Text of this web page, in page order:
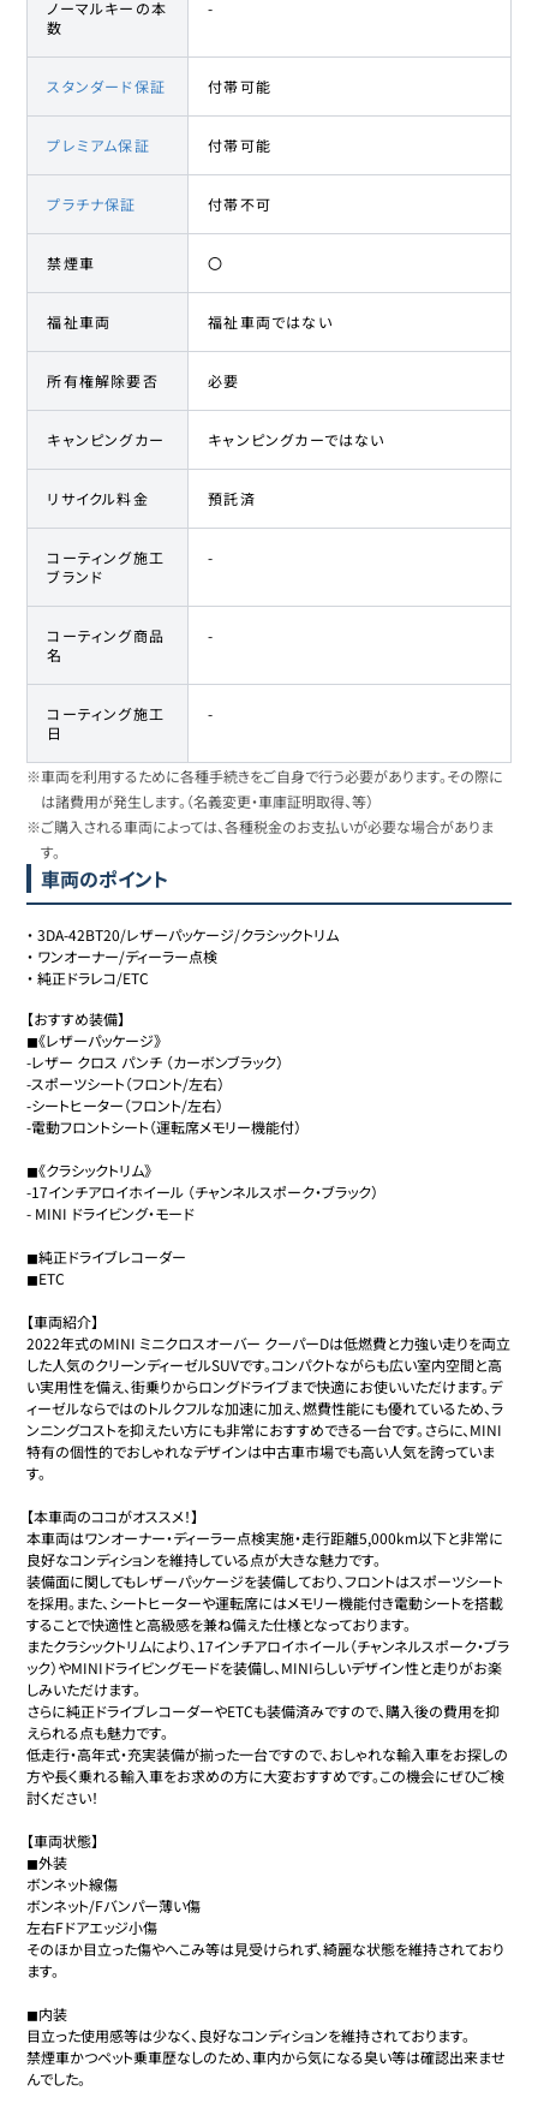
ノーマルキーの本
数
-
スタンダード保証 付帯可能
プレミアム保証 付帯可能
プラチナ保証 付帯不可
禁煙車 〇
福祉車両 福祉車両ではない
所有権解除要否 必要
キャンピングカー キャンピングカーではない
リサイクル料金 預託済
コーティング施工
ブランド
-
コーティング商品
名
-
コーティング施工
日
-
※車両を利用するために各種手続きをご自身で行う必要があります。その際に
は諸費用が発生します。（名義変更・車庫証明取得、等）
※ご購入される車両によっては、各種税金のお支払いが必要な場合がありま
す。
車両のポイント
・3DA-42BT20/レザーパッケージ/クラシックトリム
・ ワンオーナー/ディーラー点検
・純正ドラレコ/ETC
【おすすめ装備】
◼︎《レザーパッケージ》
-レザー クロス パンチ （カーボンブラック）
-スポーツシート（フロント/左右）
-シートヒーター（フロント/左右）
-電動フロントシート（運転席メモリー機能付）
◼︎《クラシックトリム》
-17インチアロイホイール （チャンネルスポーク・ブラック）
- MINI ドライビング・モード
◼︎純正ドライブレコーダー
◼︎ETC
【車両紹介】
2022年式のMINI ミニクロスオーバー クーパーDは低燃費と力強い走りを両立
した人気のクリーンディーゼルSUVです。コンパクトながらも広い室内空間と高
い実用性を備え、街乗りからロングドライブまで快適にお使いいただけます。デ
ィーゼルならではのトルクフルな加速に加え、燃費性能にも優れているため、ラ
ンニングコストを抑えたい方にも非常におすすめできる一台です。さらに、MINI
特有の個性的でおしゃれなデザインは中古車市場でも高い人気を誇っていま
す。
【本車両のココがオススメ！】
本車両はワンオーナー・ディーラー点検実施・走行距離5,000km以下と非常に
良好なコンディションを維持している点が大きな魅力です。
装備面に関してもレザーパッケージを装備しており、フロントはスポーツシート
を採用。また、シートヒーターや運転席にはメモリー機能付き電動シートを搭載
することで快適性と高級感を兼ね備えた仕様となっております。
またクラシックトリムにより、17インチアロイホイール（チャンネルスポーク・ブラ
ック）やMINIドライビングモードを装備し、MINIらしいデザイン性と走りがお楽
しみいただけます。
さらに純正ドライブレコーダーやETCも装備済みですので、購入後の費用を抑
えられる点も魅力です。
低走行・高年式・充実装備が揃った一台ですので、おしゃれな輸入車をお探しの
方や長く乗れる輸入車をお求めの方に大変おすすめです。この機会にぜひご検
討ください！
【車両状態】
◼︎外装
ボンネット線傷
ボンネット/Fバンパー薄い傷
左右Fドアエッジ小傷
そのほか目立った傷やへこみ等は見受けられず、綺麗な状態を維持されており
ます。
◼︎内装
目立った使用感等は少なく、良好なコンディションを維持されております。
禁煙車かつペット乗車歴なしのため、車内から気になる臭い等は確認出来ませ
んでした。